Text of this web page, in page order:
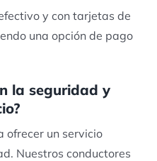
y con tarjetas de
una opción de pago
la seguridad y
ofrecer un servicio
Nuestros conductores